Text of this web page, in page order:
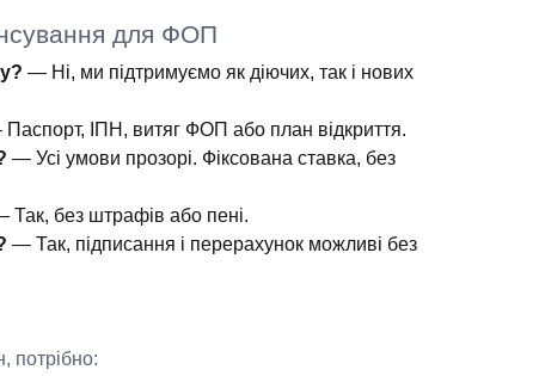
для ФОП
— Ні, ми підтримуємо як діючих, так і нових
ІПН, витяг ФОП або план відкриття.
— Усі умови прозорі. Фіксована ставка, без
Так, без штрафів або пені.
— Так, підписання і перерахунок можливі без
потрібно: